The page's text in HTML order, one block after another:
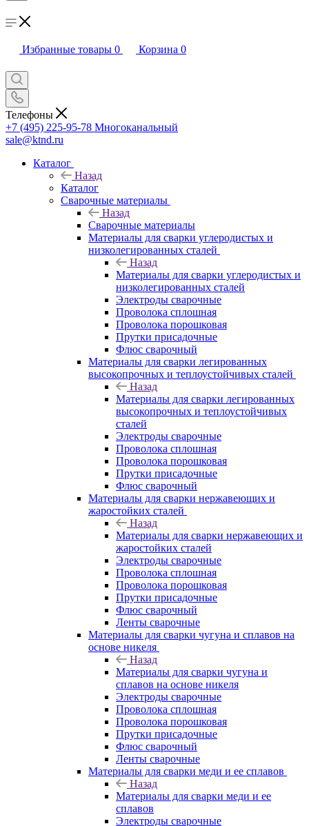
Избранные товары 0 Корзина 0
Телефоны
+7 (495) 225-95-78 Многоканальный
sale@ktnd.ru
Каталог
Назад
Каталог
Сварочные материалы
Назад
Сварочные материалы
Материалы для сварки углеродистых и
низколегированных сталей
Назад
Материалы для сварки углеродистых и
низколегированных сталей
Электроды сварочные
Проволока сплошная
Проволока порошковая
Прутки присадочные
Флюс сварочный
Материалы для сварки легированных
высокопрочных и теплоустойчивых сталей
Назад
Материалы для сварки легированных
высокопрочных и теплоустойчивых
сталей
Электроды сварочные
Проволока сплошная
Проволока порошковая
Прутки присадочные
Флюс сварочный
Материалы для сварки нержавеющих и
жаростойких сталей
Назад
Материалы для сварки нержавеющих и
жаростойких сталей
Электроды сварочные
Проволока сплошная
Проволока порошковая
Прутки присадочные
Флюс сварочный
Ленты сварочные
Материалы для сварки чугуна и сплавов на
основе никеля
Назад
Материалы для сварки чугуна и
сплавов на основе никеля
Электроды сварочные
Проволока сплошная
Проволока порошковая
Прутки присадочные
Флюс сварочный
Ленты сварочные
Материалы для сварки меди и ее сплавов
Назад
Материалы для сварки меди и ее
сплавов
Электроды сварочные